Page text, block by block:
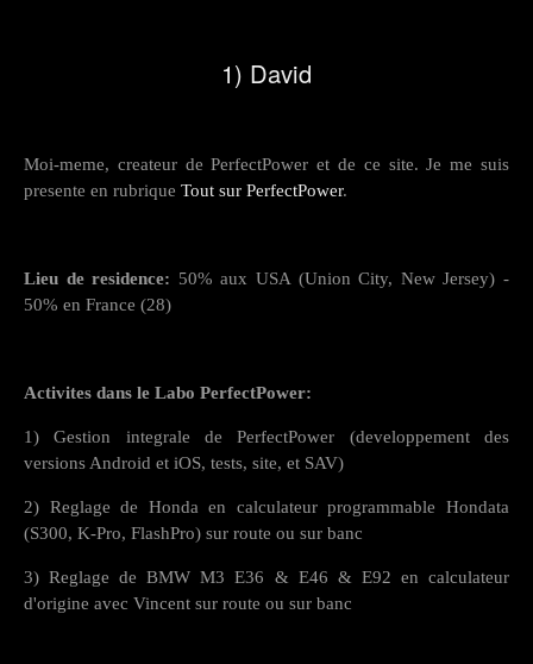
1) David
Moi-meme, createur de PerfectPower et de ce site. Je me suis
presente en rubrique Tout sur PerfectPower.
Lieu de residence: 50% aux USA (Union City, New Jersey) -
50% en France (28)
Activites dans le Labo PerfectPower:
1) Gestion integrale de PerfectPower (developpement des
versions Android et iOS, tests, site, et SAV)
2) Reglage de Honda en calculateur programmable Hondata
(S300, K-Pro, FlashPro) sur route ou sur banc
3) Reglage de BMW M3 E36 & E46 & E92 en calculateur
d'origine avec Vincent sur route ou sur banc